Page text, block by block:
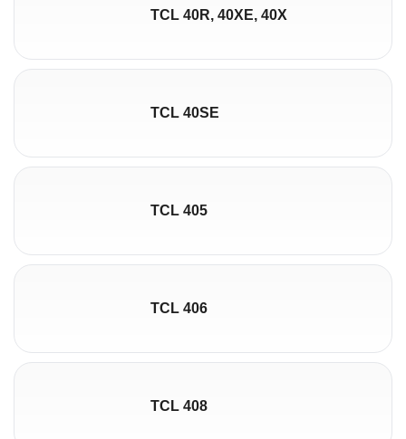
TCL 40R, 40XE, 40X
TCL 40SE
TCL 405
TCL 406
TCL 408